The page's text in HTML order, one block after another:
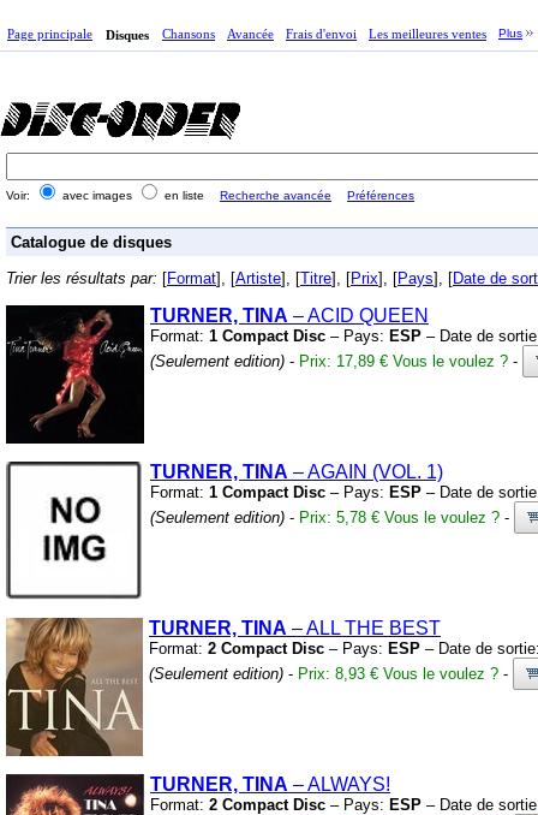
Page principale Disques Chansons Avancée Frais d'envoi Les meilleures ventes Plus
Voir: avec images en liste Recherche avancée Préférences
Catalogue de disques
Trier les résultats par: [Format], [Artiste], [Titre], [Prix], [Pays], [Date de
TURNER, TINA – ACID QUEEN
Format: 1 Compact Disc – Pays: ESP – Date de
(Seulement edition) - Prix: 17,89 € Vous le voulez ? -
TURNER, TINA – AGAIN (VOL. 1)
Format: 1 Compact Disc – Pays: ESP – Date de
(Seulement edition) - Prix: 5,78 € Vous le voulez ? -
TURNER, TINA – ALL THE BEST
Format: 2 Compact Disc – Pays: ESP – Date de
(Seulement edition) - Prix: 8,93 € Vous le voulez ? -
TURNER, TINA – ALWAYS!
Format: 2 Compact Disc – Pays: ESP – Date de